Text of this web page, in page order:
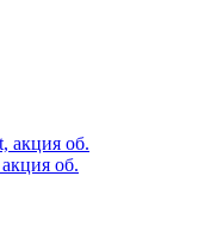
акция об.
об.